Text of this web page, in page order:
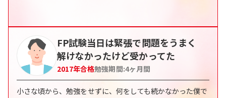
FP試験当日は緊張で問題をうまく
解けなかったけど受かってた
2017年合格勉強期間:4ヶ月間
小さな頃から、勉強をせずに、何をしても続かなかった僕で